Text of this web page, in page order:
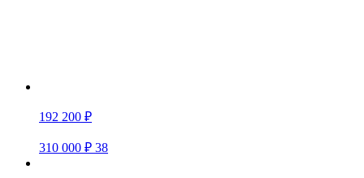
192 200 ₽
310 000 ₽ 38